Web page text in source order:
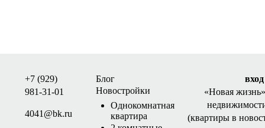
+7 (929)
981-31-01
4041@bk.ru
Блог
Новостройки
Однокомнатная
квартира
«Новая жизнь»
(квартиры в